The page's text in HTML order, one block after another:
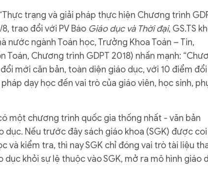
trạng và giải pháp thực hiện Chương trình
trao đổi với PV Báo Giáo dục và Thời đại, GS.TS
nước ngành Toán học, Trưởng Khoa Toán – Tin,
Toán, Chương trình GDPT 2018) nhấn mạnh:
mới căn bản, toàn diện giáo dục, với 10 điểm đổi
dạy học đến vai trò của giáo viên, học sinh,
một chương trình quốc gia thống nhất - văn bản
dục. Nếu trước đây sách giáo khoa (SGK) được coi
và kiểm tra, thì nay SGK chỉ đóng vai trò tài liệu
khỏi sự lệ thuộc vào SGK, mở ra mô hình giáo